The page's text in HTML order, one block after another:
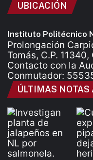
UBICACIÓN
Instituto Politécnico
Prolongación
Tomás, C.P.
Contacto con la
Conmutador:
ÚLTIMAS